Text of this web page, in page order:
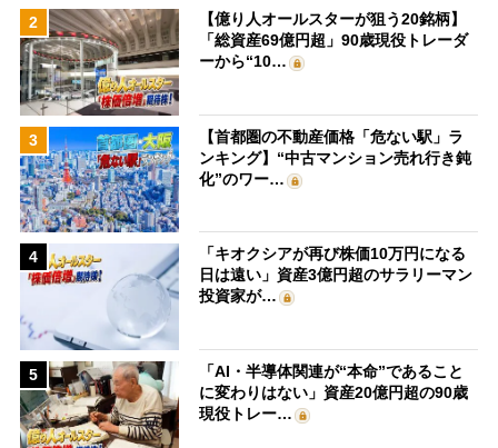
2
【億り人オールスターが狙う20銘柄】
「総資産69億円超」90歳現役トレーダ
ーから“10…
3
【首都圏の不動産価格「危ない駅」ラ
ンキング】“中古マンション売れ行き鈍
化”のワー…
4
「キオクシアが再び株価10万円になる
日は遠い」資産3億円超のサラリーマン
投資家が…
5
「AI・半導体関連が“本命”であること
に変わりはない」資産20億円超の90歳
現役トレー…